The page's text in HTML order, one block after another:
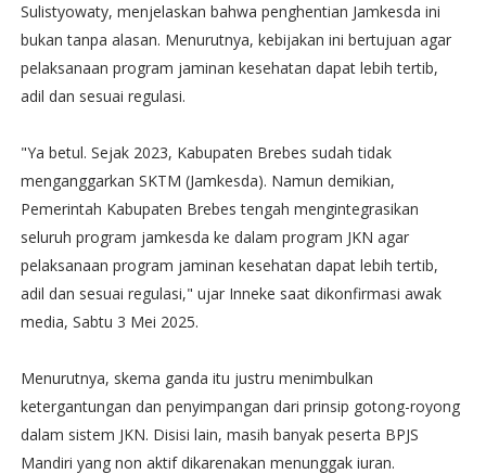
Sulistyowaty, menjelaskan bahwa penghentian Jamkesda ini
bukan tanpa alasan. Menurutnya, kebijakan ini bertujuan agar
pelaksanaan program jaminan kesehatan dapat lebih tertib,
adil dan sesuai regulasi.
"Ya betul. Sejak 2023, Kabupaten Brebes sudah tidak
menganggarkan SKTM (Jamkesda). Namun demikian,
Pemerintah Kabupaten Brebes tengah mengintegrasikan
seluruh program jamkesda ke dalam program JKN agar
pelaksanaan program jaminan kesehatan dapat lebih tertib,
adil dan sesuai regulasi," ujar Inneke saat dikonfirmasi awak
media, Sabtu 3 Mei 2025.
Menurutnya, skema ganda itu justru menimbulkan
ketergantungan dan penyimpangan dari prinsip gotong-royong
dalam sistem JKN. Disisi lain, masih banyak peserta BPJS
Mandiri yang non aktif dikarenakan menunggak iuran.